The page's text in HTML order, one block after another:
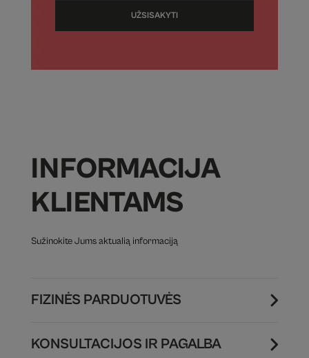
UŽSISAKYTI
INFORMACIJA
KLIENTAMS
Sužinokite Jums aktualią informaciją
FIZINĖS PARDUOTUVĖS
KONSULTACIJOS IR PAGALBA